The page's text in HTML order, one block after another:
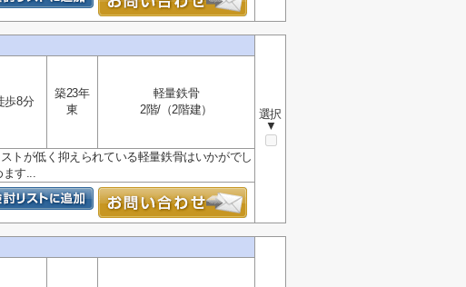
選択
▼
歩8分
築23年
東
軽量鉄骨
2階/（2階建）
トが低く抑えられている軽量鉄骨はいかがでし
ます...